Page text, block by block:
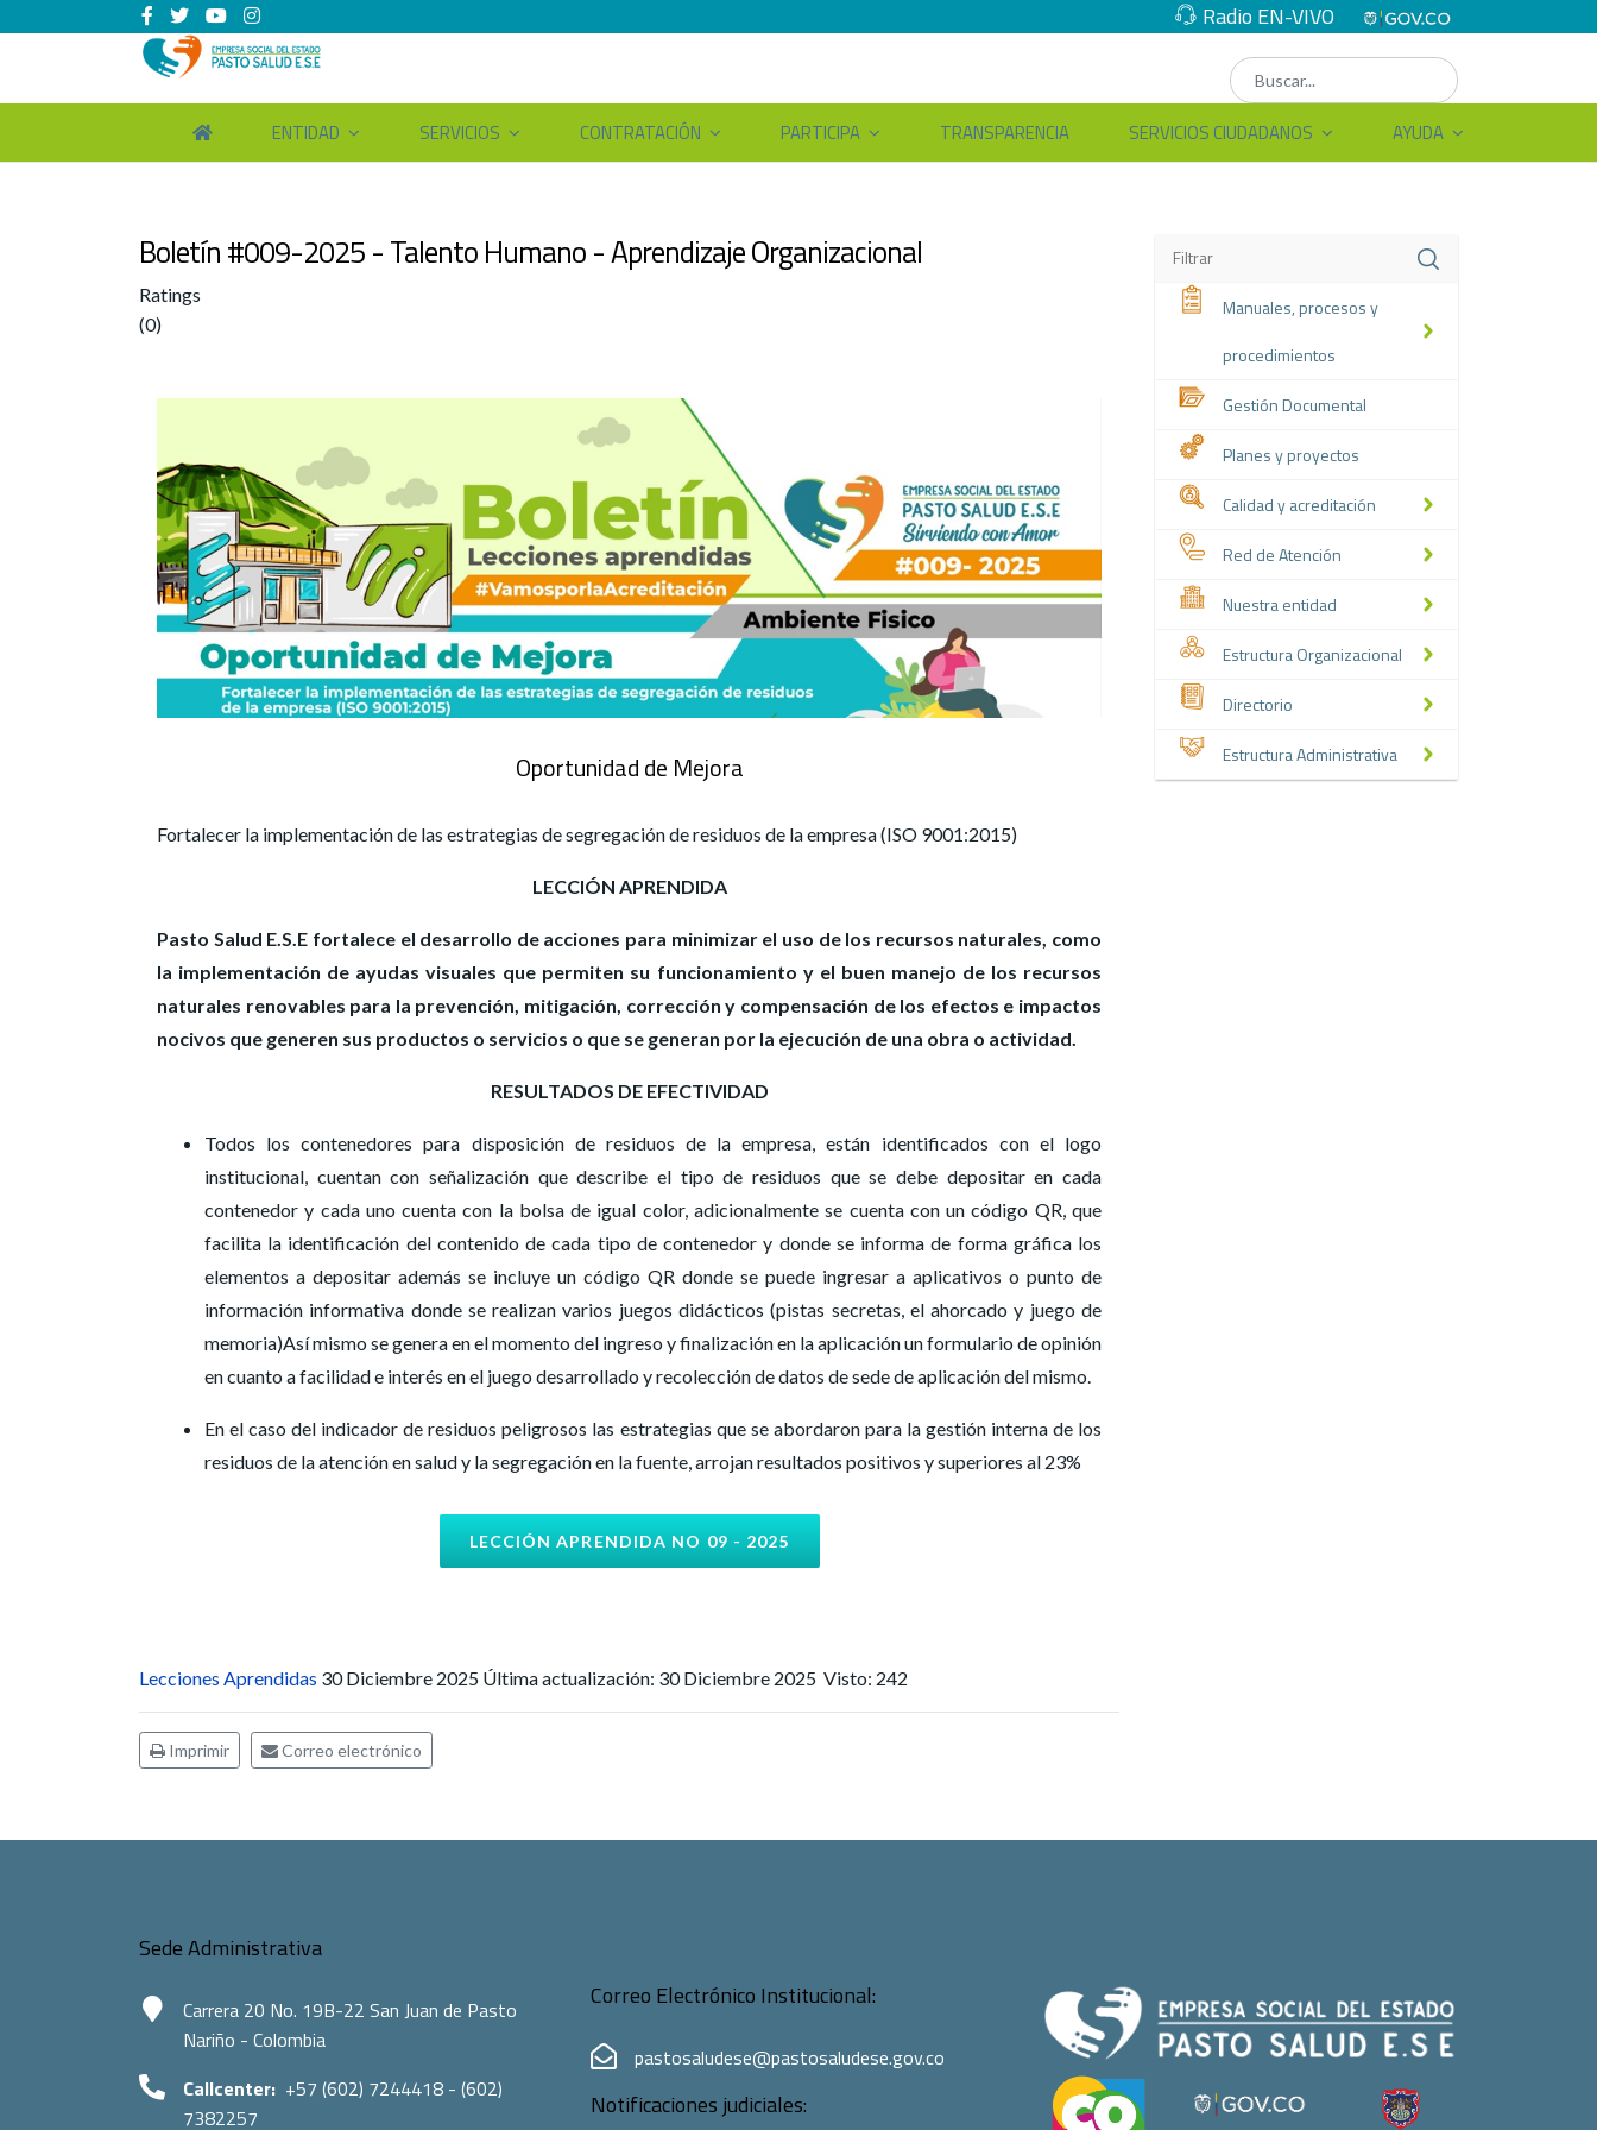
Radio EN-VIVO
ENTIDAD SERVICIOS CONTRATACIÓN PARTICIPA TRANSPARENCIA SERVICIOS CIUDADANOS AYUDA
Boletín #009-2025 - Talento Humano - Aprendizaje Organizacional
Ratings
(0)
Oportunidad de Mejora
Fortalecer la implementación de las estrategias de segregación de residuos de la empresa (ISO 9001:2015)
LECCIÓN APRENDIDA
Pasto Salud E.S.E fortalece el desarrollo de acciones para minimizar el uso de los recursos naturales, como
la implementación de ayudas visuales que permiten su funcionamiento y el buen manejo de los recursos
naturales renovables para la prevención, mitigación, corrección y compensación de los efectos e impactos
nocivos que generen sus productos o servicios o que se generan por la ejecución de una obra o actividad.
RESULTADOS DE EFECTIVIDAD
Todos los contenedores para disposición de residuos de la empresa, están identificados con el logo
institucional, cuentan con señalización que describe el tipo de residuos que se debe depositar en cada
contenedor y cada uno cuenta con la bolsa de igual color, adicionalmente se cuenta con un código QR, que
facilita la identificación del contenido de cada tipo de contenedor y donde se informa de forma gráfica los
elementos a depositar además se incluye un código QR donde se puede ingresar a aplicativos o punto de
información informativa donde se realizan varios juegos didácticos (pistas secretas, el ahorcado y juego de
memoria)Así mismo se genera en el momento del ingreso y finalización en la aplicación un formulario de opinión
en cuanto a facilidad e interés en el juego desarrollado y recolección de datos de sede de aplicación del mismo.
En el caso del indicador de residuos peligrosos las estrategias que se abordaron para la gestión interna de los
residuos de la atención en salud y la segregación en la fuente, arrojan resultados positivos y superiores al 23%
LECCIÓN APRENDIDA NO 09 - 2025
Lecciones Aprendidas 30 Diciembre 2025 Última actualización: 30 Diciembre 2025 Visto: 242
Imprimir Correo electrónico
Manuales, procesos y
procedimientos
Gestión Documental
Planes y proyectos
Calidad y acreditación
Red de Atención
Nuestra entidad
Estructura Organizacional
Directorio
Estructura Administrativa
Sede Administrativa
Carrera 20 No. 19B-22 San Juan de Pasto
Nariño - Colombia
Callcenter: +57 (602) 7244418 - (602)
7382257
Correo Electrónico Institucional:
pastosaludese@pastosaludese.gov.co
Notificaciones judiciales: